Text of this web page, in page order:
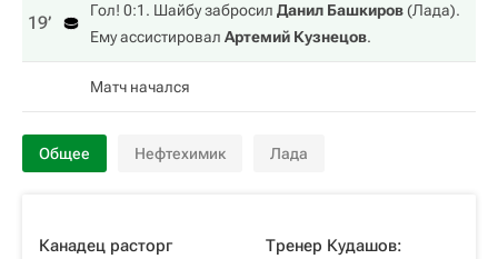
19‎’‎
Гол! 0:1. Шайбу забросил Данил Башкиров(Лада).
Ему ассистировал Артемий Кузнецов.
Матч начался
Общее Нефтехимик Лада
Канадец расторг
Тренер Кудашов: